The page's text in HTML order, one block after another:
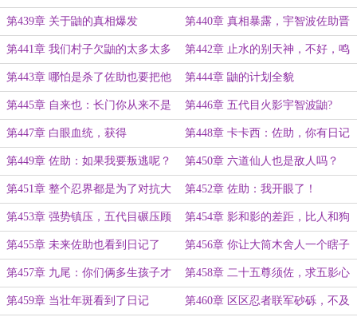
干的
第439章 关于鼬的真相爆发 第440章 真相暴露，宇智波佐助晋
升万花筒
第441章 我们村子欠鼬的太多太多
了
第442章 止水的别天神，不好，鸣
人意志要被修改
第443章 哪怕是杀了佐助也要把他
带回来
第444章 鼬的计划全貌
第445章 自来也：长门你从来不是
劣作
第446章 五代目火影宇智波鼬?
第447章 白眼血统，获得 第448章 卡卡西：佐助，你有日记
对吧？
第449章 佐助：如果我要叛逃呢？ 第450章 六道仙人也是敌人吗？
第451章 整个忍界都是为了对抗大
筒木本家的兵营
第452章 佐助：我开眼了！
第453章 强势镇压，五代目碾压顾
问团
第454章 影和影的差距，比人和狗
都大
第455章 未来佐助也看到日记了 第456章 你让大筒木舍人一个瞎子
瞭望星空？
第457章 九尾：你们俩多生孩子才
是王道
第458章 二十五尊须佐，求五影心
理阴影面积是多少？
第459章 当壮年斑看到了日记 第460章 区区忍者联军砂砾，不及